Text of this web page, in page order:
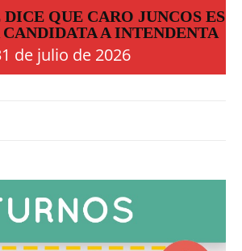
QUE CARO JUNCOS ES
A INTENDENTA
de julio de 2026